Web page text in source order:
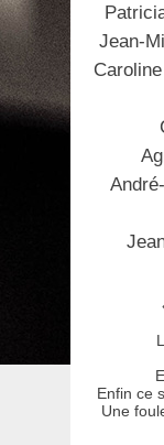
Jean-
Enfin ce
Une